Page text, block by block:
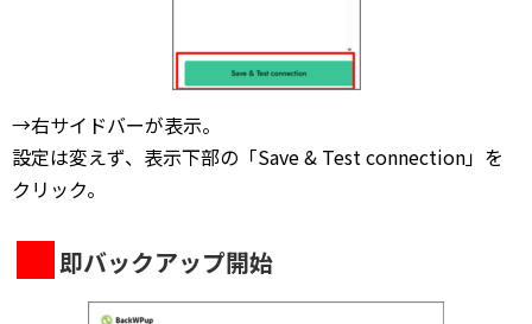
→右サイドバーが表示。
設定は変えず、表示下部の「Save & Test connection」を
クリック。
即バックアップ開始